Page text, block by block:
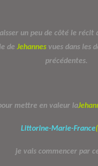
un peu de côté le récit
de Jehannesvues dans les
précédentes.
mettre en valeur la
Littorine-Marie-France
je vais commencer par